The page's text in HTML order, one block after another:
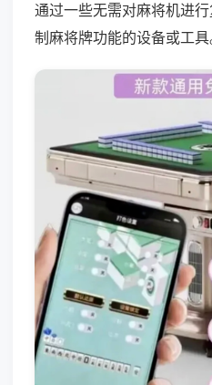
通过一些无需对麻将机进
制麻将牌功能的设备或工具